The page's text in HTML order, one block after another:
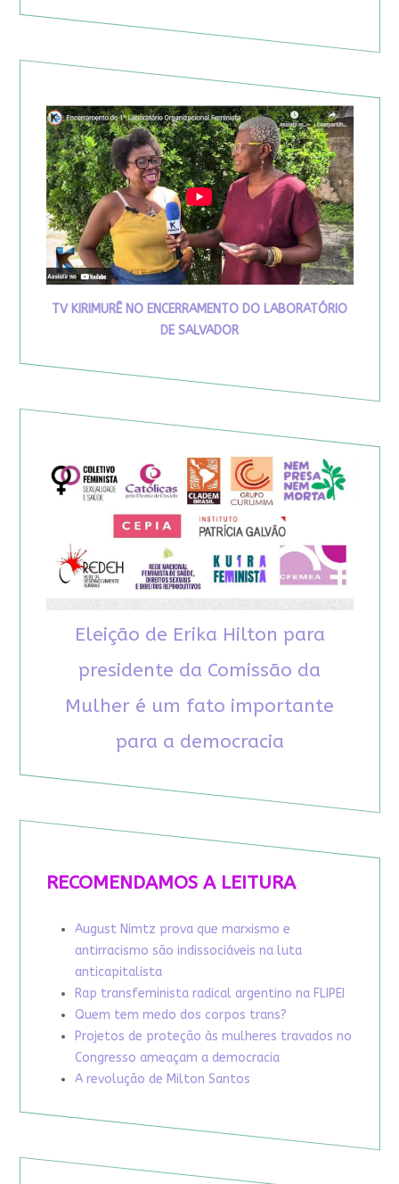
TV KIRIMURÊ NO ENCERRAMENTO DO LABORATÓRIO
DE SALVADOR
Eleição de Erika Hilton para
presidente da Comissão da
Mulher é um fato importante
para a democracia
RECOMENDAMOS A LEITURA
August Nimtz prova que marxismo e
antirracismo são indissociáveis na luta
anticapitalista
Rap transfeminista radical argentino na FLIPEI
Quem tem medo dos corpos trans?
Projetos de proteção às mulheres travados no
Congresso ameaçam a democracia
A revolução de Milton Santos